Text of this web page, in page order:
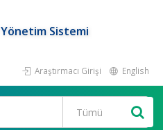
Sistemi
Araştırmacı Girişi English